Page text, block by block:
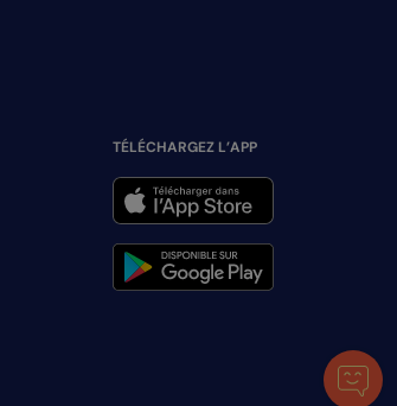
TÉLÉCHARGEZ L’APP